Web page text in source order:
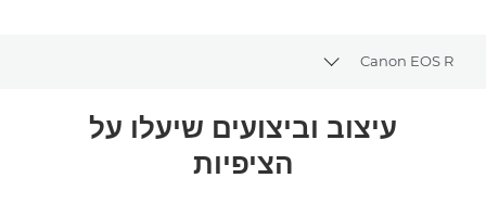
Canon EOS R
Toggle breadcrumbs
עיצוב וביצועים שיעלו על
הציפיות